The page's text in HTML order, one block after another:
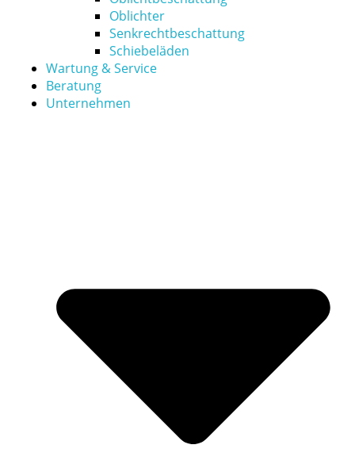
Oblichter
Senkrechtbeschattung
Schiebeläden
Wartung & Service
Beratung
Unternehmen